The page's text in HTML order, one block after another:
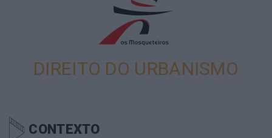
DIREITO DO URBANISMO
CONTEXTO